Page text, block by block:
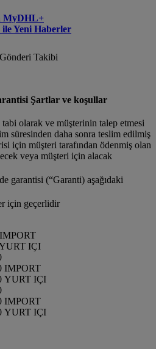
MyDHL+
Yeni Haberler
Gönderi Takibi
Şartlar ve koşullar
tabi olarak ve müşterinin talep etmesi
süresinden daha sonra teslim edilmiş
için müşteri tarafından ödenmiş olan
veya müşteri için alacak
garantisi (“Garanti) aşağıdaki
için geçerlidir
IÇI
IMPORT
YURT IÇI
IMPORT
YURT IÇI